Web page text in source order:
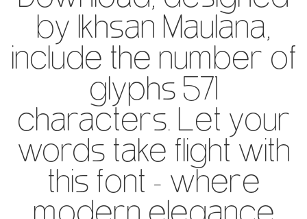
by Ikhsan Maulana,
include the number of
glyphs 571
characters. Let your
words take flight with
this font — where